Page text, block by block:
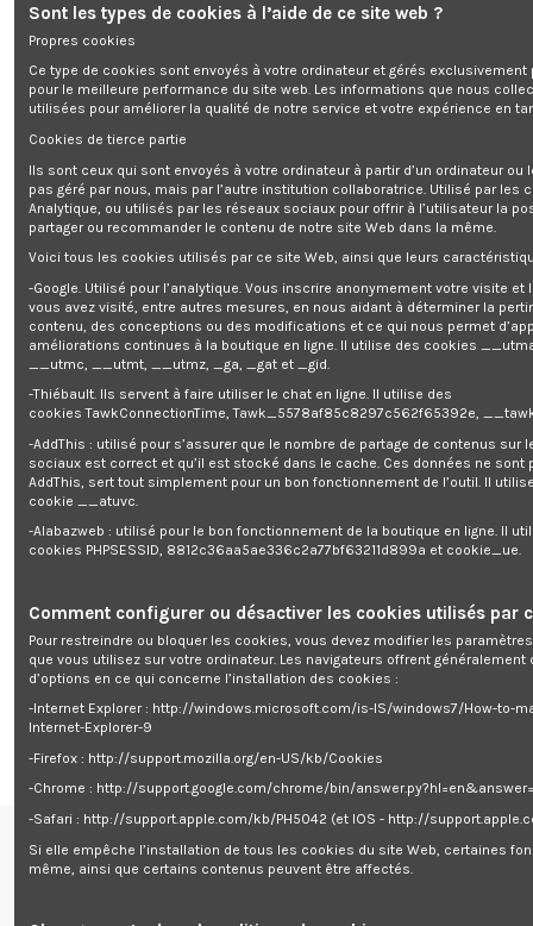
deserunt aliquip nisi ex deserunt.
Détails du produit
Reviews(0)
Ce chauffage d'atelier compact et léger est conçu aussi bien pour les
professionnels que pour les particuliers. Idéal pour chauffer un garage, un
atelier ou une petite serre, il dispose d'une puissance de 3000 W et d'un
débit d'air de 210 m³/h. Il est également équipé d'une fonction « ventilateur
Ce chauffage d'atelier possède un thermostat qui permet de régler
facilement la température désirée. Son design compact et sa poignée
supérieure lui permettent d'être transporté et déplacé facilement. Il est
particulièrement robuste et vous accompagnera pendant de nombreuses
années.
- 3 positions : 30 W (ventilateur) - 2000w et 3000 W
- Montage: sur pied
- Protection du canon en métal
- Dimensions du produit: H 28.7 x L 23.7 x P 21.7 cm
- Poids net: 2 kg
- Protection IP20
- Débit d'air: 210 m³/h
- Idéal pour: garage, atelier, petite serre de plantations...
Renseignements
Sont les types de cookies à l’aide de ce site web ?
Propres cookies
Ce type de cookies sont envoyés à votre ordinateur et gérés exclusivement
pour le meilleure performance du site web. Les informations que nous
utilisées pour améliorer la qualité de notre service et votre expérience en
Cookies de tierce partie
Ils sont ceux qui sont envoyés à votre ordinateur à partir d’un ordinateur ou
pas géré par nous, mais par l’autre institution collaboratrice. Utilisé par les
Analytique, ou utilisés par les réseaux sociaux pour offrir à l’utilisateur la
partager ou recommander le contenu de notre site Web dans la même.
Voici tous les cookies utilisés par ce site Web, ainsi que leurs
-Google. Utilisé pour l’analytique. Vous inscrire anonymement votre visite et
vous avez visité, entre autres mesures, en nous aidant à déterminer la
contenu, des conceptions ou des modifications et ce qui nous permet
améliorations continues à la boutique en ligne. Il utilise des cookies
__utmc, __utmt, __utmz, _ga, _gat et _gid.
-Thiébault. Ils servent à faire utiliser le chat en ligne. Il utilise des
cookies TawkConnectionTime, Tawk_5578af85c8297c562f65392e,
-AddThis : utilisé pour s’assurer que le nombre de partage de contenus sur
sociaux est correct et qu’il est stocké dans le cache. Ces données ne sont
AddThis, sert tout simplement pour un bon fonctionnement de l’outil. Il
cookie __atuvc.
-Alabazweb : utilisé pour le bon fonctionnement de la boutique en ligne. Il
cookies PHPSESSID, 8812c36aa5ae336c2a77bf63211d899a et cookie_ue.
Comment configurer ou désactiver les cookies utilisés par
Pour restreindre ou bloquer les cookies, vous devez modifier les
que vous utilisez sur votre ordinateur. Les navigateurs offrent généralement
d’options en ce qui concerne l’installation des cookies :
-Internet Explorer : http://windows.microsoft.com/is-IS/windows7/How-to-
Internet-Explorer-9
-Firefox : http://support.mozilla.org/en-US/kb/Cookies
-Chrome : http://support.google.com/chrome/bin/
-Safari : http://support.apple.com/kb/PH5042 (et IOS - http://
Si elle empêche l’installation de tous les cookies du site Web, certaines
même, ainsi que certains contenus peuvent être affectés.